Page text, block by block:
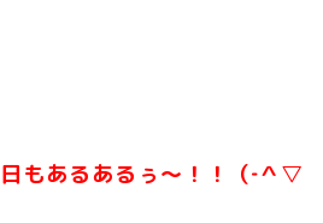
もあるあるぅ～！！（‐＾▽